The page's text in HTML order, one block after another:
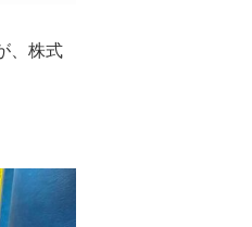
、株式